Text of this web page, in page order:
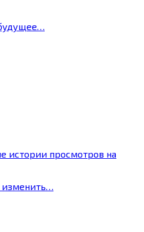
истории просмотров на
изменить…